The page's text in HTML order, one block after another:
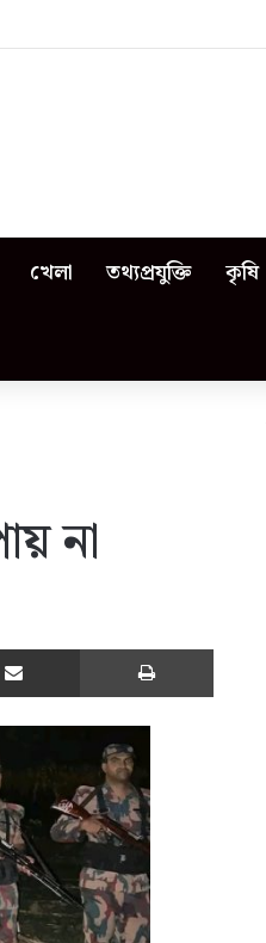
খেলা তথ্যপ্রযুক্তি কৃষি
না
Share via Email Print